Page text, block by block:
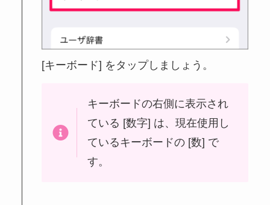
[キーボード] をタップしましょう。
キーボードの右側に表示され
ている [数字] は、現在使用し
ているキーボードの [数] で
す。